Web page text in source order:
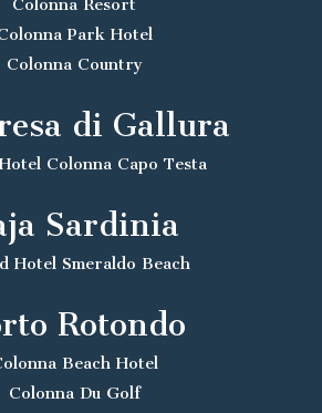
Colonna Resort
Park Hotel
Colonna Country
di Gallura
Colonna Capo Testa
Sardinia
Hotel Smeraldo Beach
Rotondo
Beach Hotel
Colonna Du Golf